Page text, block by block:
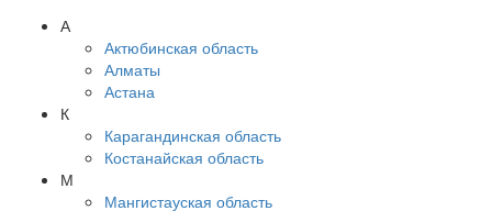
А
Актюбинская область
Алматы
Астана
К
Карагандинская область
Костанайская область
М
Мангистауская область